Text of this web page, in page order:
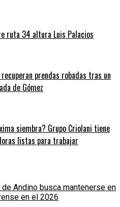
ruta 34 altura Luis Palacios
prendas robadas tras un
de Gómez
siembra? Grupo Criolani tiene
listas para trabajar
Andino busca mantenerse en
en el 2026